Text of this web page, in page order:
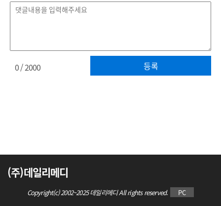
등록
0/ 2000
(주)데일리메디
Copyright(c) 2002~2025 데일리메디 All rights reserved. PC